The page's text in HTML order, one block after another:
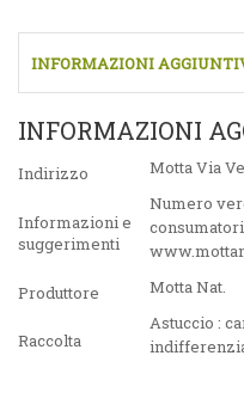
INFORMAZIONI
INFORMAZIONI
Indirizzo Motta Via
Informazioni e
suggerimenti
Numero
Produttore
Motta Nat.
Raccolta
Astuccio :